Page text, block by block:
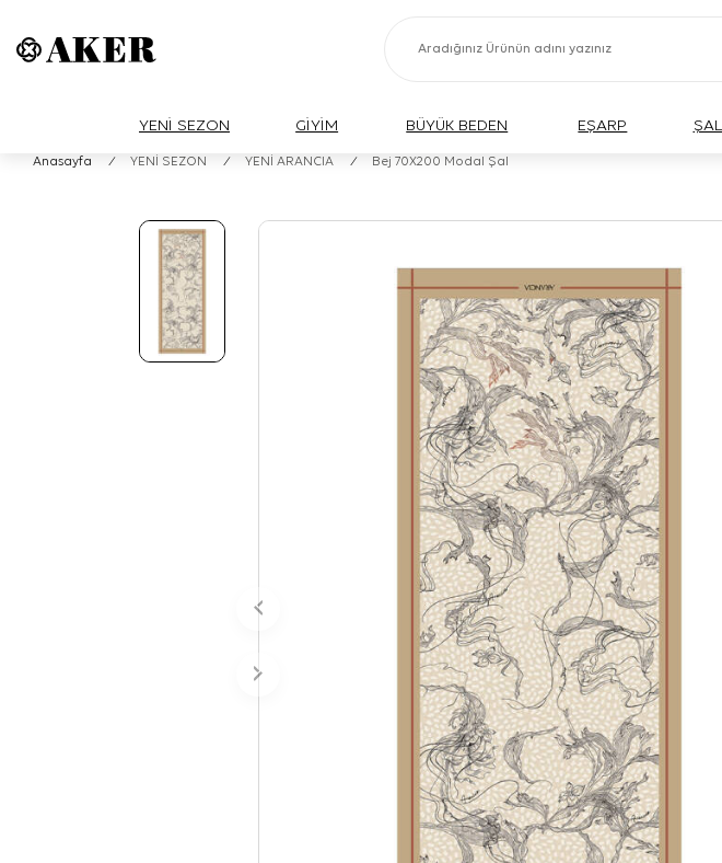
YENİ SEZON GİYİM BÜYÜK BEDEN EŞARP ŞAL
Anasayfa / YENİ SEZON / YENİ ARANCIA / Bej 70X200 Modal Şal